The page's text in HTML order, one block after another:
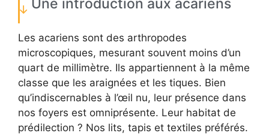
Une introduction aux acariens
Les acariens sont des arthropodes
microscopiques, mesurant souvent moins d’un
quart de millimètre. Ils appartiennent à la même
classe que les araignées et les tiques. Bien
qu’indiscernables à l’œil nu, leur présence dans
nos foyers est omniprésente. Leur habitat de
prédilection ? Nos lits, tapis et textiles préférés.